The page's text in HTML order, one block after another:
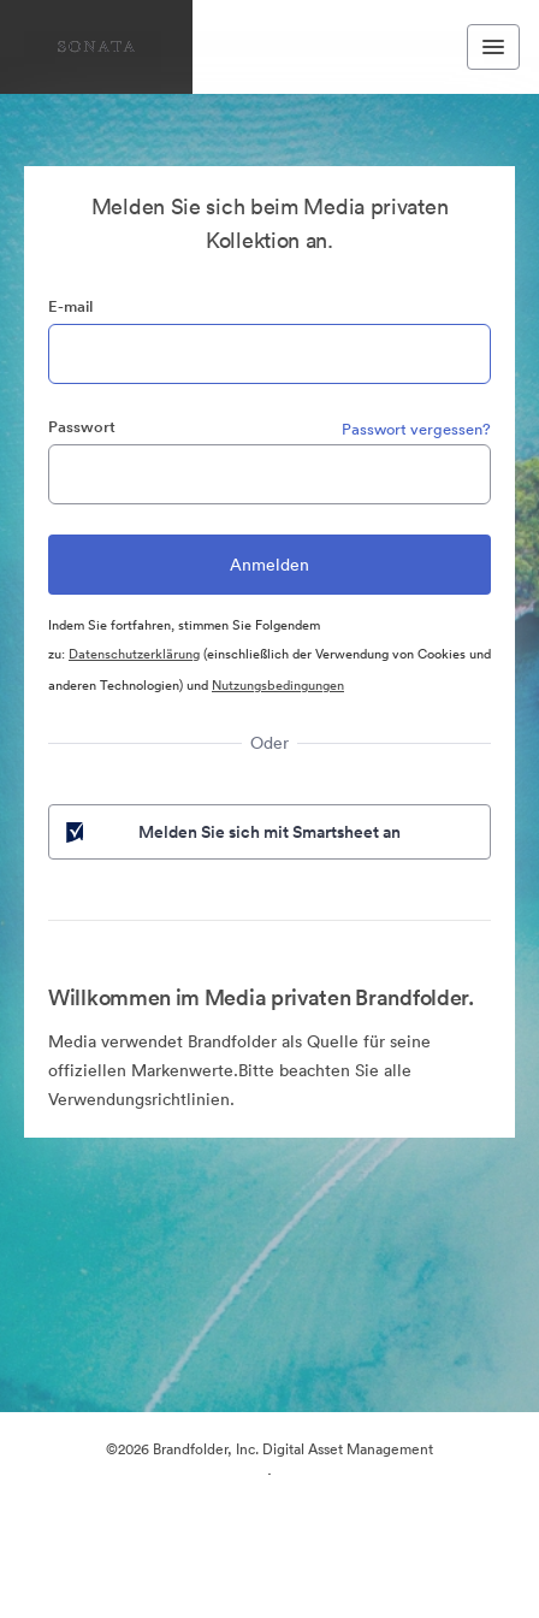
Melden Sie sich beim Media privaten
Kollektion an.
E-mail
Passwort Passwort vergessen?
Indem Sie fortfahren, stimmen Sie Folgendem
zu: Datenschutzerklärung(einschließlich der Verwendung von Cookies und
anderen Technologien) und Nutzungsbedingungen
Oder
Melden Sie sich mit Smartsheet an
Willkommen im Media privaten Brandfolder.
Media verwendet Brandfolder als Quelle für seine
offiziellen Markenwerte.Bitte beachten Sie alle
Verwendungsrichtlinien.
©2026 Brandfolder, Inc. Digital Asset Management
·